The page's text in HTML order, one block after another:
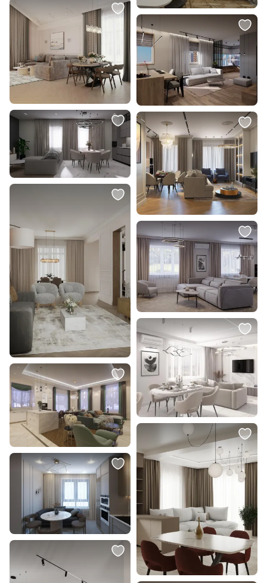
Подвесной светодиодный
светильник Ambrella FL LED
4200К (белый) FL10598
В корзину
Репродукция картины на холсте
Палитра осени, пейзаж, 2021г.
В корзину
55 998 ₽ 27 999 ₽
Репродукция картины на холсте
Вид на Хэмпстед-Хит ранним
утром, 1835г.
13 800 ₽
Картина "Луна и море" Жукова
Юлия
В корзину
111 996 ₽ 55 998 ₽
Репродукция картины на холсте
Солнечное небо после бури,
2021г.
В корзину
111 996 ₽ 55 998 ₽
Репродукция картины на холсте
Восход солнца над штормовым
небом, 2021г.
В корзину
55 998 ₽ 27 999 ₽
Репродукция картины на холсте
Горизонт (вертикально), 2021г.
В корзину
55 998 ₽ 27 999 ₽
Репродукция картины на холсте
Пейзаж, палитра земли, воды и
неба, № 20, 2021г.
В корзину